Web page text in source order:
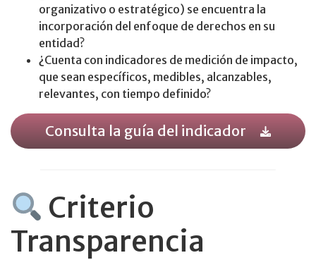
organizativo o estratégico) se encuentra la
incorporación del enfoque de derechos en su
entidad?
¿Cuenta con indicadores de medición de impacto,
que sean específicos, medibles, alcanzables,
relevantes, con tiempo definido?
Consulta la guía del indicador
Criterio
Transparencia